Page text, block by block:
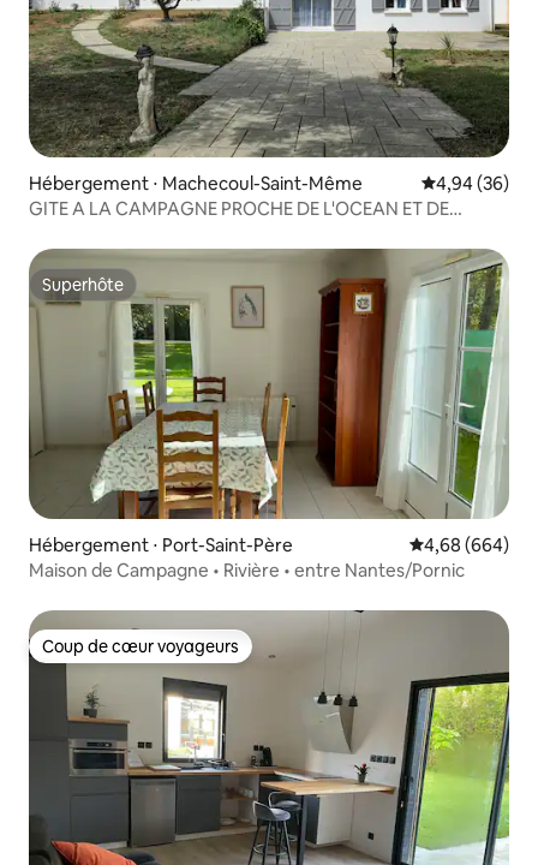
Hébergement ⋅ Machecoul-Saint-Même Évaluation
4,94 (36)
GITE A LA CAMPAGNE PROCHE DE L'OCEAN ET DE
Superhôte
Superhôte
Hébergement ⋅ Port-Saint-Père Évaluation
4,68 (664)
Maison de Campagne • Rivière • entre Nantes/Pornic
Coup de cœur voyageurs
Coup de cœur voyageurs